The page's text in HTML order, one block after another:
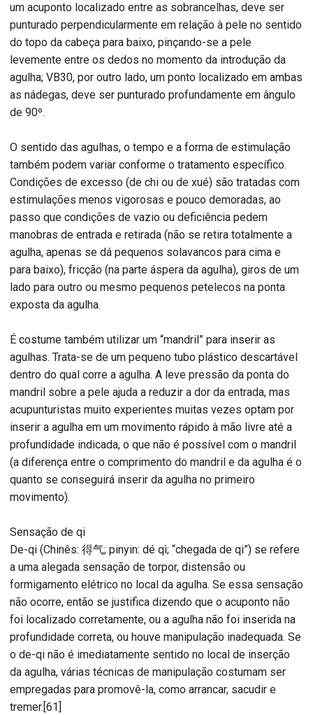
um acuponto localizado entre as sobrancelhas, deve ser
punturado perpendicularmente em relação à pele no sentido
do topo da cabeça para baixo, pinçando-se a pele
levemente entre os dedos no momento da introdução da
agulha; VB30, por outro lado, um ponto localizado em ambas
as nádegas, deve ser punturado profundamente em ângulo
de 90º.
O sentido das agulhas, o tempo e a forma de estimulação
também podem variar conforme o tratamento específico.
Condições de excesso (de chi ou de xué) são tratadas com
estimulações menos vigorosas e pouco demoradas, ao
passo que condições de vazio ou deficiência pedem
manobras de entrada e retirada (não se retira totalmente a
agulha, apenas se dá pequenos solavancos para cima e
para baixo), fricção (na parte áspera da agulha), giros de um
lado para outro ou mesmo pequenos petelecos na ponta
exposta da agulha.
É costume também utilizar um “mandril” para inserir as
agulhas. Trata-se de um pequeno tubo plástico descartável
dentro do qual corre a agulha. A leve pressão da ponta do
mandril sobre a pele ajuda a reduzir a dor da entrada, mas
acupunturistas muito experientes muitas vezes optam por
inserir a agulha em um movimento rápido à mão livre até a
profundidade indicada, o que não é possível com o mandril
(a diferença entre o comprimento do mandril e da agulha é o
quanto se conseguirá inserir da agulha no primeiro
movimento).
Sensação de qi
De-qi (Chinês: 得气; pinyin: dé qì; “chegada de qi”) se refere
a uma alegada sensação de torpor, distensão ou
formigamento elétrico no local da agulha. Se essa sensação
não ocorre, então se justifica dizendo que o acuponto não
foi localizado corretamente, ou a agulha não foi inserida na
profundidade correta, ou houve manipulação inadequada. Se
o de-qi não é imediatamente sentido no local de inserção
da agulha, várias técnicas de manipulação costumam ser
empregadas para promovê-la, como arrancar, sacudir e
tremer.[61]